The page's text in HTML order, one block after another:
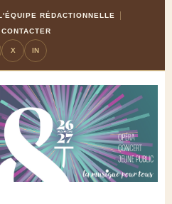
RÉDACTIONNELLE
X IN